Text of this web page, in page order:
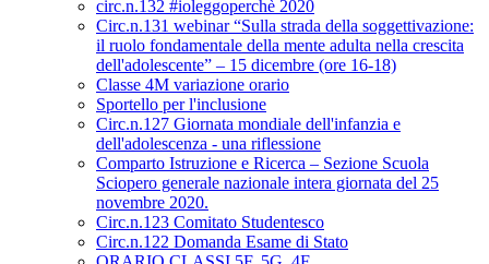
circ.n.132 #ioleggoperchè 2020
Circ.n.131 webinar “Sulla strada della soggettivazione:
il ruolo fondamentale della mente adulta nella crescita
dell'adolescente” – 15 dicembre (ore 16-18)
Classe 4M variazione orario
Sportello per l'inclusione
Circ.n.127 Giornata mondiale dell'infanzia e
dell'adolescenza - una riflessione
Comparto Istruzione e Ricerca – Sezione Scuola
Sciopero generale nazionale intera giornata del 25
novembre 2020.
Circ.n.123 Comitato Studentesco
Circ.n.122 Domanda Esame di Stato